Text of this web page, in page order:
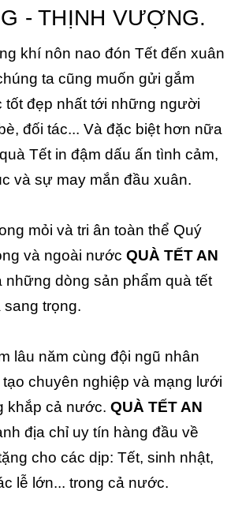
- THỊNH VƯỢNG.
khí nôn nao đón Tết đến xuân
ta cũng muốn gửi gắm
tốt đẹp nhất tới những người
đối tác... Và đặc biệt hơn nữa
Tết in đậm dấu ấn tình cảm,
và sự may mắn đầu xuân.
mỏi và tri ân toàn thể Quý
và ngoài nước QUÀ TẾT AN
những dòng sản phẩm quà tết
trọng.
lâu năm cùng đội ngũ nhân
chuyên nghiệp và mạng lưới
khắp cả nước. QUÀ TẾT AN
địa chỉ uy tín hàng đầu về
cho các dịp: Tết, sinh nhật,
lễ lớn... trong cả nước.